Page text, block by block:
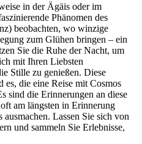
in der Ägäis oder im
Phänomen des
beobachten, wo winzige
zum Glühen bringen – ein
Sie die Ruhe der Nacht, um
mit Ihren Liebsten
Stille zu genießen. Diese
es, die eine Reise mit Cosmos
sind die Erinnerungen an diese
am längsten in Erinnerung
Lassen Sie sich von
und sammeln Sie Erlebnisse,